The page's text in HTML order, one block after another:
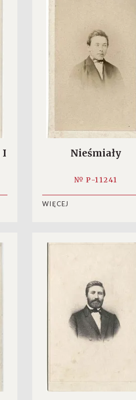
I Nieśmiały
№ P-11241
WIĘCEJ